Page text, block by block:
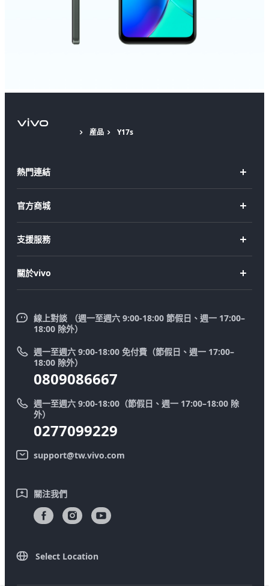
産品 Y17s
熱門連結
X200 Pro
X200
X200 FE
V50 Lite 5G
V50
官方商城
購買手機
購買配件
支援服務
服務中心
Funtouch OS
系統升級
零配件價格查詢
送修服務
IMEI 碼驗證
系統連鎖通路夥伴
產品保固說明
下載還原 Log 的 LUT
關於vivo
新聞中心
法律聲明
優惠活動
舊機換新機
vivo｜蔡司影像
線上對談 （週一至週六 9:00-18:00 節假日、週一 17:00–
18:00 除外）
週一至週六 9:00-18:00 免付費（節假日、週一 17:00–
18:00 除外）
0809086667
週一至週六 9:00-18:00（節假日、週一 17:00–18:00 除
外）
0277099229
support@tw.vivo.com
關注我們
Select Location